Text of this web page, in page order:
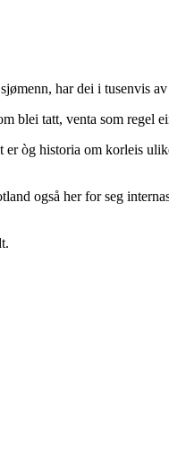
har dei i tusenvis
blei tatt, venta som regel
òg historia om korleis
også her for seg